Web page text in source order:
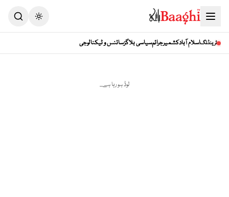
Toggle theme
ٹرینڈنگاسلام آبادکشمیرجرائمسیاسی بلاگزسائنس و ٹیکنالوجی
لوڈ ہو رہا ہے...